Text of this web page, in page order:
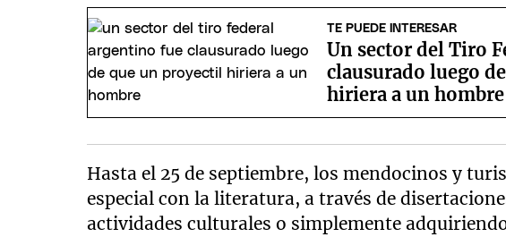
TE PUEDE INTERESAR
Un sector del Tiro
clausurado luego
hiriera a un hombre
Hasta el 25 de septiembre, los mendocinos y
especial con la literatura, a través de
actividades culturales o simplemente